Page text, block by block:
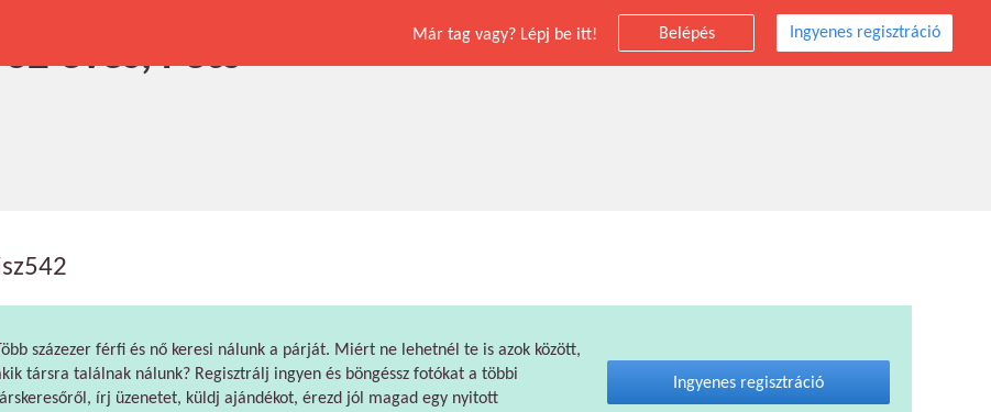
Már tag vagy? Lépj be itt! Belépés Ingyenes regisztráció
éves, Pécs
Több százezer férfi és nő keresi nálunk a párját. Miért ne lehetnél te is azok között,
társra találnak nálunk? Regisztrálj ingyen és böngéssz fotókat a többi
írj üzenetet, küldj ajándékot, érezd jól magad egy nyitott
Ingyenes regisztráció